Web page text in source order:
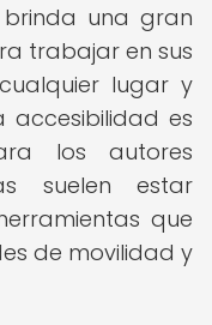
una gran
trabajar en sus
lugar y
accesibilidad es
los autores
suelen estar
que
de movilidad y